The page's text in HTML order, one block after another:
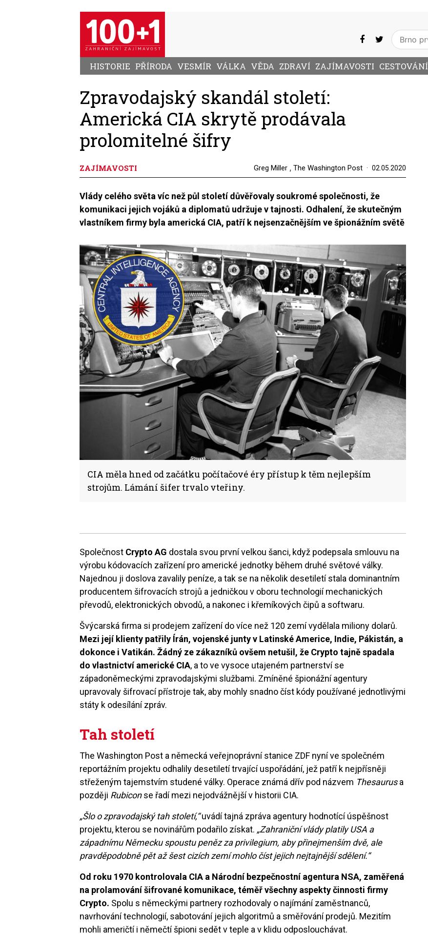
HISTORIE PŘÍRODA VESMÍR VÁLKA VĚDA ZDRAVÍ ZAJÍMAVOSTI CESTOVÁNÍ
Zpravodajský skandál století:
Americká CIA skrytě prodávala
prolomitelné šifry
ZAJÍMAVOSTI Greg Miller, The Washington Post 02.05.2020
Vlády celého světa víc než půl století důvěřovaly soukromé společnosti, že
komunikaci jejich vojáků a diplomatů udržuje v tajnosti. Odhalení, že skutečným
vlastníkem firmy byla americká CIA, patří k nejsenzačnějším ve špionážním světě
CIA měla hned od začátku počítačové éry přístup k těm nejlepším
strojům. Lámání šifer trvalo vteřiny.
Společnost Crypto AG dostala svou první velkou šanci, když podepsala smlouvu na
výrobu kódovacích zařízení pro americké jednotky během druhé světové války.
Najednou ji doslova zavalily peníze, a tak se na několik desetiletí stala dominantním
producentem šifrovacích strojů a jedničkou v oboru technologií mechanických
převodů, elektronických obvodů, a nakonec i křemíkových čipů a softwaru.
Švýcarská firma si prodejem zařízení do více než 120 zemí vydělala miliony dolarů.
Mezi její klienty patřily Írán, vojenské junty v Latinské Americe, Indie, Pákistán, a
dokonce i Vatikán. Žádný ze zákazníků ovšem netušil, že Crypto tajně spadala
do vlastnictví americké CIA, a to ve vysoce utajeném partnerství se
západoněmeckými zpravodajskými službami. Zmíněné špionážní agentury
upravovaly šifrovací přístroje tak, aby mohly snadno číst kódy používané jednotlivými
státy k odesílání zpráv.
Tah století
The Washington Post a německá veřejnoprávní stanice ZDF nyní ve společném
reportážním projektu odhalily desetiletí trvající uspořádání, jež patří k nejpřísněji
střeženým tajemstvím studené války. Operace známá dřív pod názvem Thesaurusa
později Rubiconse řadí mezi nejodvážnější v historii CIA.
„Šlo o zpravodajský tah století,“uvádí tajná zpráva agentury hodnotící úspěšnost
projektu, kterou se novinářům podařilo získat. „Zahraniční vlády platily USA a
západnímu Německu spoustu peněz za privilegium, aby přinejmenším dvě, ale
pravděpodobně pět až šest cizích zemí mohlo číst jejich nejtajnější sdělení.“
Od roku 1970 kontrolovala CIA a Národní bezpečnostní agentura NSA, zaměřená
na prolamování šifrované komunikace, téměř všechny aspekty činnosti firmy
Crypto. Spolu s německými partnery rozhodovaly o najímání zaměstnanců,
navrhování technologií, sabotování jejich algoritmů a směřování prodejů. Mezitím
mohli američtí i němečtí špioni sedět v teple a v klidu odposlouchávat.